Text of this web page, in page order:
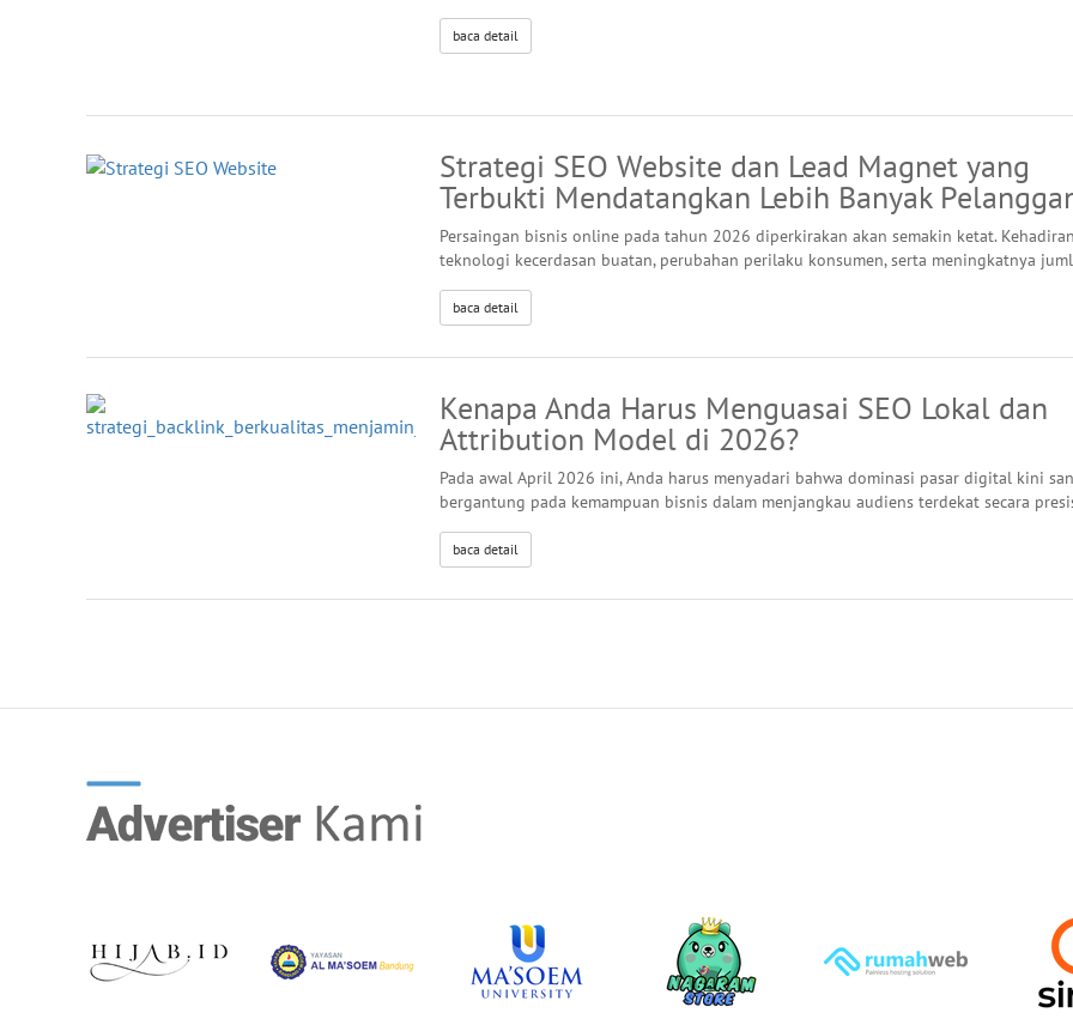
baca detail
Strategi SEO Website dan Lead Magnet yang
Terbukti Mendatangkan Lebih Banyak
Persaingan bisnis online pada tahun 2026 diperkirakan akan semakin ketat. Kehadiran
teknologi kecerdasan buatan, perubahan perilaku konsumen, serta meningkatnya
baca detail
Kenapa Anda Harus Menguasai SEO Lokal dan
Attribution Model di 2026?
Pada awal April 2026 ini, Anda harus menyadari bahwa dominasi pasar digital kini
bergantung pada kemampuan bisnis dalam menjangkau audiens terdekat secara
baca detail